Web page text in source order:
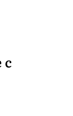
с